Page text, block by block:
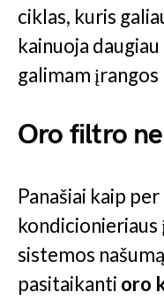
ciklas, kuris
kainuoja
galimam
Oro filtro
Panašiai kaip
kondicionieriaus
sistemos
pasitaikanti oro